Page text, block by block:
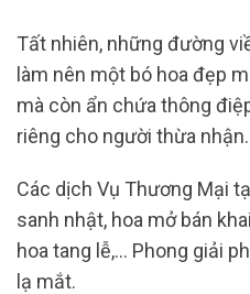
Tất nhiên, những đường
làm nên một bó hoa đẹp
mà còn ẩn chứa thông
riêng cho người thừa nhận.
Các dịch Vụ Thương Mại
sanh nhật, hoa mở bán
hoa tang lễ,… Phong giải
lạ mắt.